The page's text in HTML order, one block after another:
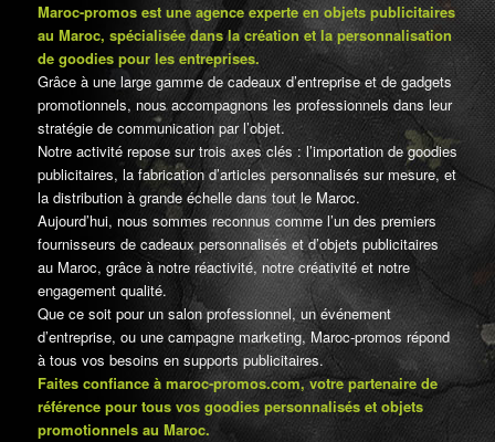
Maroc-promos est une agence experte en objets publicitaires
au Maroc, spécialisée dans la création et la personnalisation
de goodies pour les entreprises.
Grâce à une large gamme de cadeaux d’entreprise et de gadgets
promotionnels, nous accompagnons les professionnels dans leur
stratégie de communication par l’objet.
Notre activité repose sur trois axes clés : l’importation de goodies
publicitaires, la fabrication d’articles personnalisés sur mesure, et
la distribution à grande échelle dans tout le Maroc.
Aujourd’hui, nous sommes reconnus comme l’un des premiers
fournisseurs de cadeaux personnalisés et d’objets publicitaires
au Maroc, grâce à notre réactivité, notre créativité et notre
engagement qualité.
Que ce soit pour un salon professionnel, un événement
d’entreprise, ou une campagne marketing, Maroc-promos répond
à tous vos besoins en supports publicitaires.
Faites confiance à maroc-promos.com, votre partenaire de
référence pour tous vos goodies personnalisés et objets
promotionnels au Maroc.